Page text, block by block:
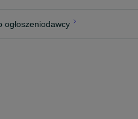
ogłoszeniodawcy